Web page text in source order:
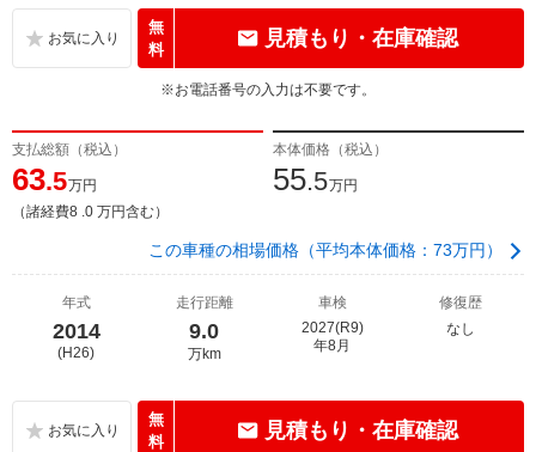
無
料
見積もり・在庫確認
※お電話番号の入力は不要です。
支払総額（税込）
63.5万円
（諸経費8 .0 万円含む）
本体価格（税込）
55.5万円
この車種の相場価格（平均本体価格：73万円）
年式
2014
(H26)
走行距離
9.0
万km
車検
2027(R9)
年8月
修復歴
なし
無
料
見積もり・在庫確認